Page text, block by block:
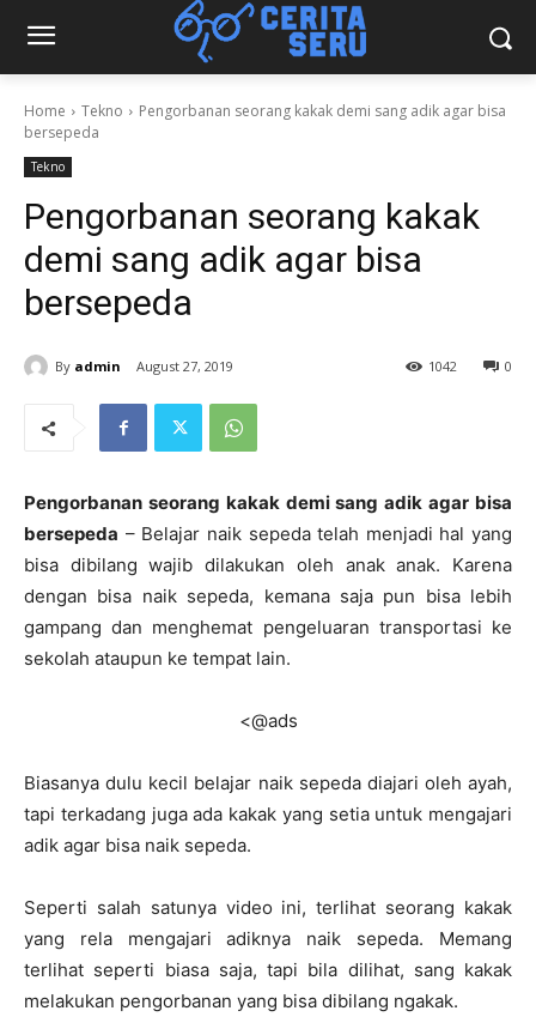
Home Tekno
Pengorbanan seorang kakak demi sang adik agar bisa
bersepeda
Tekno
Pengorbanan seorang kakak
demi sang adik agar bisa
bersepeda
By admin August 27, 2019 0
1042
Pengorbanan seorang kakak demi sang adik agar bisa
bersepeda – Belajar naik sepeda telah menjadi hal yang
bisa dibilang wajib dilakukan oleh anak anak. Karena
dengan bisa naik sepeda, kemana saja pun bisa lebih
gampang dan menghemat pengeluaran transportasi ke
sekolah ataupun ke tempat lain.
<@ads
Biasanya dulu kecil belajar naik sepeda diajari oleh ayah,
tapi terkadang juga ada kakak yang setia untuk mengajari
adik agar bisa naik sepeda.
Seperti salah satunya video ini, terlihat seorang kakak
yang rela mengajari adiknya naik sepeda. Memang
terlihat seperti biasa saja, tapi bila dilihat, sang kakak
melakukan pengorbanan yang bisa dibilang ngakak.